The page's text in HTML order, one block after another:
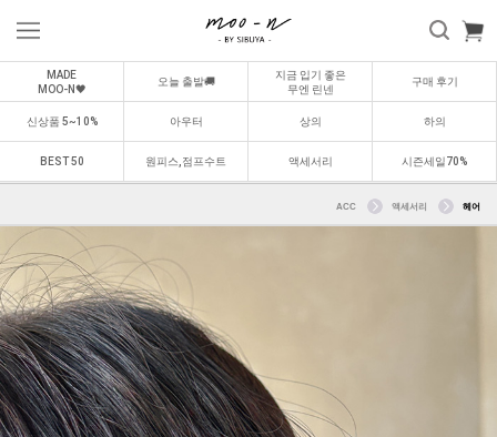
MADE
MOO-N🖤
오늘 출발🚚
지금 입기 좋은
무엔 린넨
구매 후기
신상품 5~10% 아우터 상의 하의
BEST 50 원피스,점프수트 액세서리 시즌세일70%
ACC 액세서리 헤어